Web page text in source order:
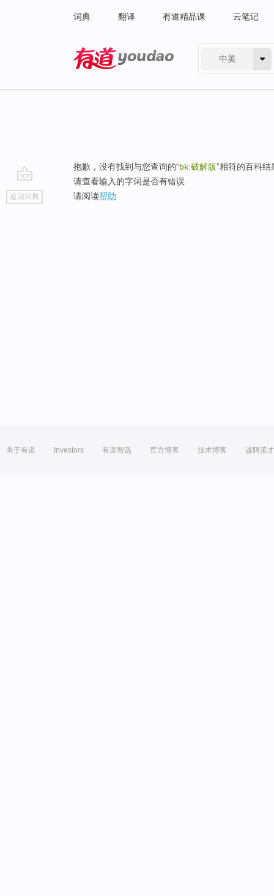
词典 翻译 有道精品课 云笔记
中英
go
top
返回词典
抱歉，没有找到与您查询的“bk:破解版”相符的百科结
请查看输入的字词是否有错误
请阅读帮助
关于有道 Investors 有道智选 官方博客 技术博客 诚聘英才